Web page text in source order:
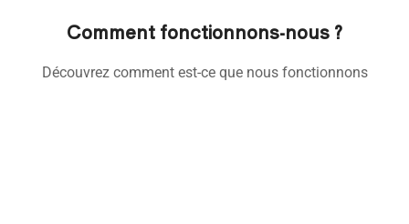
Comment fonctionnons-nous ?
Découvrez comment est-ce que nous fonctionnons